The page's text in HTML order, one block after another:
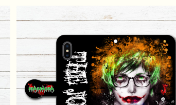
epixel Galaxy Android アンドロイド
ケース 個性的 おすすめ 和風 和服 着
ー クリエイター 絵師 グッズ タイトル：狐
の嫁入り日和 作：romiy